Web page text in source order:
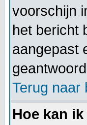
voorschijn
het bericht
aangepast
Terug naar
Hoe kan